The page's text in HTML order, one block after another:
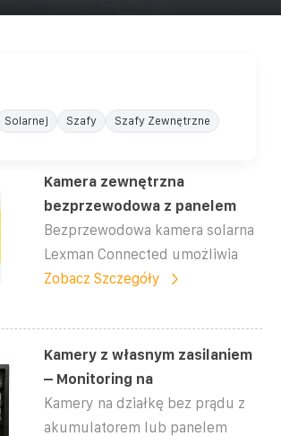
Solarnej Szafy Szafy Zewnętrzne
Kamera zewnętrzna
bezprzewodowa z panelem
Bezprzewodowa kamera solarna
Lexman Connected umożliwia
Zobacz Szczegóły
Kamery z własnym zasilaniem
– Monitoring na
Kamery na działkę bez prądu z
akumulatorem lub panelem